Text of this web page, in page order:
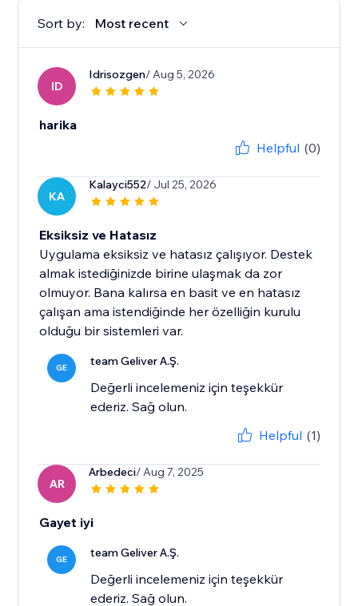
Sort by: Most recent
ID
Idrisozgen/ Aug 5, 2026
harika
Helpful (0)
KA
Kalayci552/ Jul 25, 2026
Eksiksiz ve Hatasız
Uygulama eksiksiz ve hatasız çalışıyor. Destek
almak istediğinizde birine ulaşmak da zor
olmuyor. Bana kalırsa en basit ve en hatasız
çalışan ama istendiğinde her özelliğin kurulu
olduğu bir sistemleri var.
GE team Geliver A.Ş.
Değerli incelemeniz için teşekkür
ederiz. Sağ olun.
Helpful (1)
AR
Arbedeci/ Aug 7, 2025
Gayet iyi
GE team Geliver A.Ş.
Değerli incelemeniz için teşekkür
ederiz. Sağ olun.